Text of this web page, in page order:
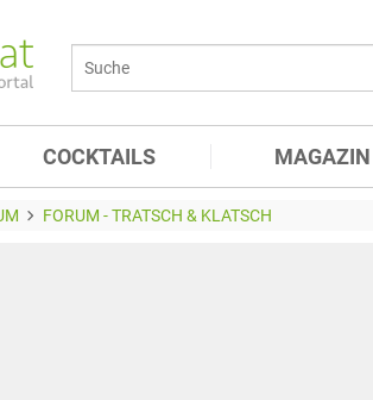
COCKTAILS MAGAZIN
FORUM - TRATSCH & KLATSCH